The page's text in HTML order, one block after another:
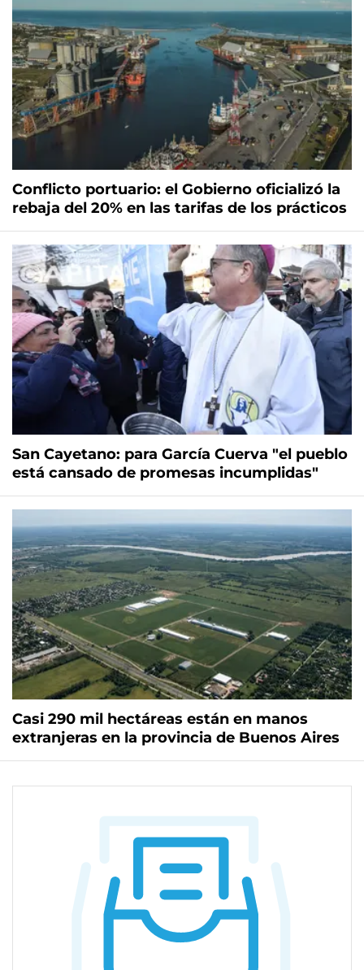
Conflicto portuario: el Gobierno oficializó la
rebaja del 20% en las tarifas de los prácticos
San Cayetano: para García Cuerva "el pueblo
está cansado de promesas incumplidas"
Casi 290 mil hectáreas están en manos
extranjeras en la provincia de Buenos Aires